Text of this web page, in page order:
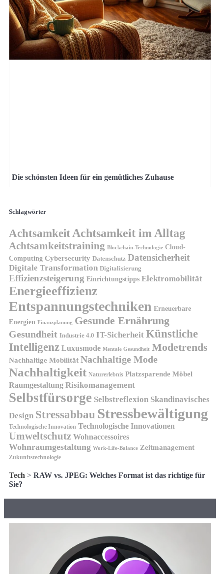
Die schönsten Ideen für ein gemütliches Zuhause
Schlagwörter
AchtsamkeitAchtsamkeit im Alltag
Achtsamkeitstraining Blockchain-Technologie Cloud-
Computing Cybersecurity Datenschutz Datensicherheit
Digitale Transformation Digitalisierung
Effizienzsteigerung Einrichtungstipps Elektromobilität
Energieeffizienz
Entspannungstechniken Erneuerbare
Energien Finanzplanung Gesunde Ernährung
Gesundheit Industrie 4.0 IT-Sicherheit Künstliche
Intelligenz Luxusmode Mentale Gesundheit Modetrends
Nachhaltige Mobilität Nachhaltige Mode
Nachhaltigkeit Naturerlebnis Platzsparende Möbel
Raumgestaltung Risikomanagement
Selbstfürsorge Selbstreflexion Skandinavisches
Design Stressabbau Stressbewältigung
Technologische Innovation Technologische Innovationen
Umweltschutz Wohnaccessoires
Wohnraumgestaltung Work-Life-Balance Zeitmanagement
Zukunftstechnologie
Tech > RAW vs. JPEG: Welches Format ist das richtige für
Sie?